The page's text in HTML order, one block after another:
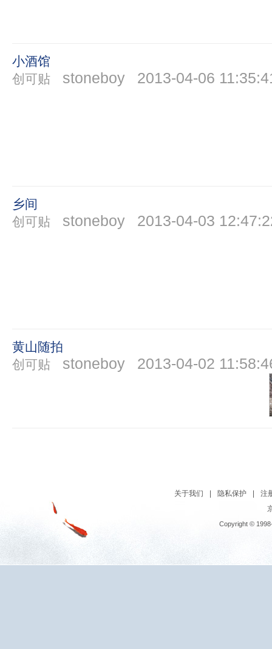
小酒馆
创可贴
stoneboy 2013-04-06
乡间
创可贴
stoneboy 2013-04-03
黄山随拍
创可贴
stoneboy 2013-04-02
关于我们 隐私保护
注
Copyright ©